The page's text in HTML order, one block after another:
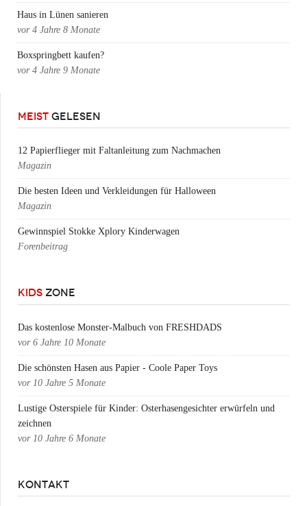
Haus in Lünen sanieren
vor 4 Jahre 8 Monate
Boxspringbett kaufen?
vor 4 Jahre 9 Monate
MEIST GELESEN
12 Papierflieger mit Faltanleitung zum Nachmachen
Magazin
Die besten Ideen und Verkleidungen für Halloween
Magazin
Gewinnspiel Stokke Xplory Kinderwagen
Forenbeitrag
KIDS ZONE
Das kostenlose Monster-Malbuch von FRESHDADS
vor 6 Jahre 10 Monate
Die schönsten Hasen aus Papier - Coole Paper Toys
vor 10 Jahre 5 Monate
Lustige Osterspiele für Kinder: Osterhasengesichter erwürfeln und
zeichnen
vor 10 Jahre 6 Monate
KONTAKT